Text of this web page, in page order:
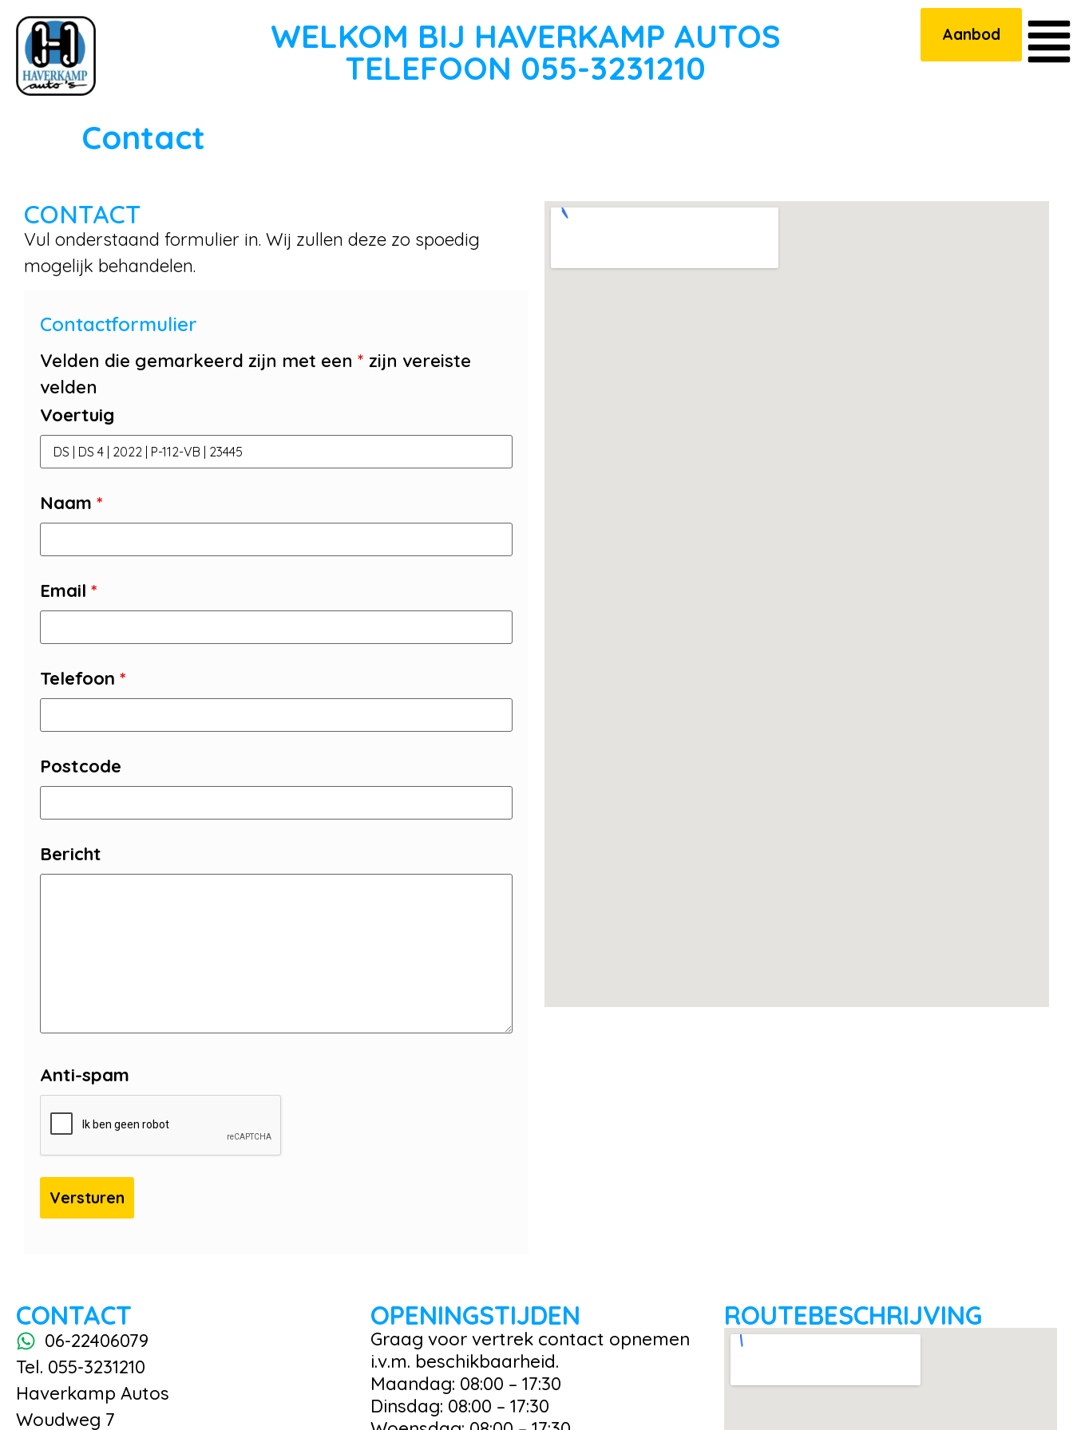
WELKOM BIJ HAVERKAMP AUTOS
TELEFOON 055-3231210
Aanbod
Contact
CONTACT
Vul onderstaand formulier in. Wij zullen deze zo spoedig
mogelijk behandelen.
Contactformulier
Velden die gemarkeerd zijn met een * zijn vereiste
velden
Voertuig
Naam *
Email *
Telefoon *
Postcode
Bericht
Anti-spam
CONTACT
06-22406079
Tel. 055-3231210
Haverkamp Autos
Woudweg 7
OPENINGSTIJDEN
Graag voor vertrek contact opnemen
i.v.m. beschikbaarheid.
Maandag: 08:00 – 17:30
Dinsdag: 08:00 – 17:30
ROUTEBESCHRIJVING